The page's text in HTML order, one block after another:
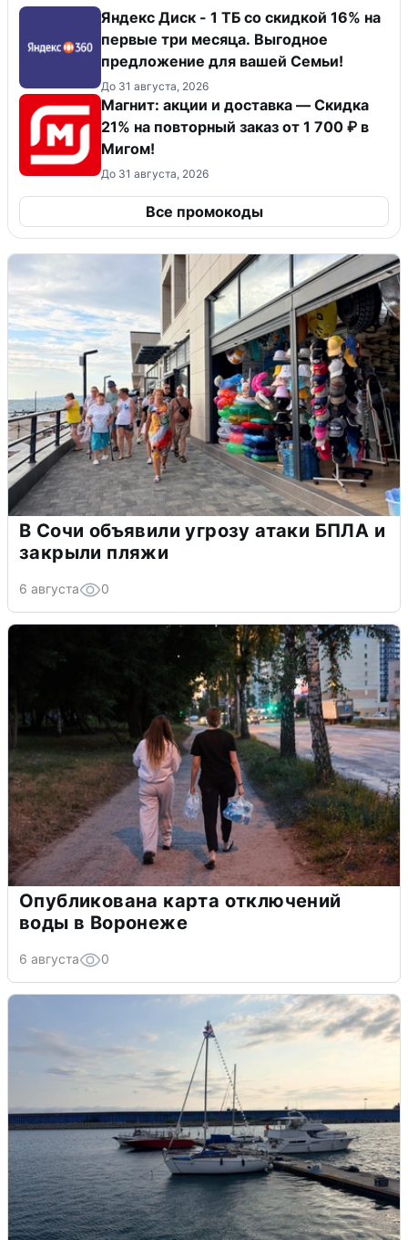
Яндекс Диск - 1 ТБ со скидкой 16% на
первые три месяца. Выгодное
предложение для вашей Семьи!
До 31 августа, 2026
Магнит: акции и доставка — Скидка
21% на повторный заказ от 1 700 ₽ в
Мигом!
До 31 августа, 2026
Все промокоды
В Сочи объявили угрозу атаки БПЛА и
закрыли пляжи
6 августа 0
Опубликована карта отключений
воды в Воронеже
6 августа 0